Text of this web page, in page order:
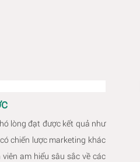
lòng đạt được kết quả như
chiến lược marketing khác
am hiểu sâu sắc về các